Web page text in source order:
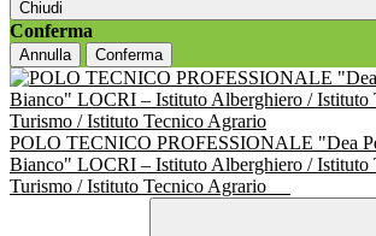
Chiudi
Conferma
Annulla Conferma
POLO TECNICO PROFESSIONALE "Dea
Bianco" LOCRI – Istituto Alberghiero / Istituto
Turismo / Istituto Tecnico Agrario